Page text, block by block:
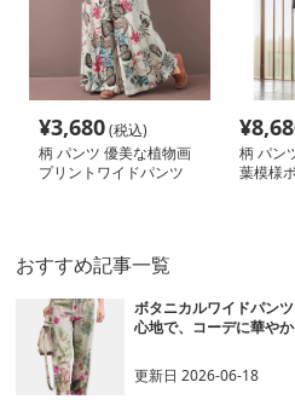
¥3,680(税込)
柄 パンツ 優美な植物画
プリントワイドパンツ
¥
柄 パン
葉模様
おすすめ記事一覧
ボタニカルワイドパン
心地で、コーデに華や
更新日2026-06-18